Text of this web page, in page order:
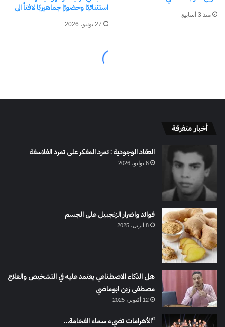
أخبار متفرقة
العقاد الوجودية : تمرد المفكر على تمرد الفلاسفة
6 يوليو، 2026
فوائد واضرار الزنجبيل على الجسم
8 أبريل، 2025
هل الذكاء الاصطناعي يعتمد عليه في التشخيص والعلاج
مصطفى زين ابوماضي
12 أكتوبر، 2025
“الأهرامات تضيء سماء الفخامة…